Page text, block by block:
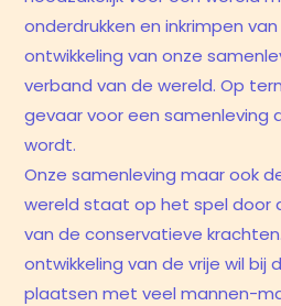
onderdrukken en inkrimpen
ontwikkeling van onze
verband van de wereld. Op
gevaar voor een samenleving
wordt.
Onze samenleving maar ook
wereld staat op het spel door
van de conservatieve
ontwikkeling van de vrije wil bij
plaatsen met veel mannen-